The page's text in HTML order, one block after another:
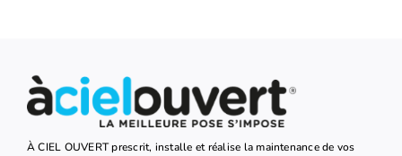
À CIEL OUVERT prescrit, installe et réalise la maintenance de vos